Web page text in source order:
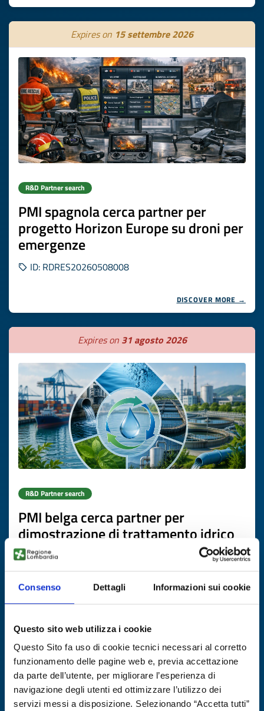
Consenso Dettagli Informazioni sui cookie
Questo sito web utilizza i cookie
Questo Sito fa uso di cookie tecnici necessari al corretto
funzionamento delle pagine web e, previa accettazione
da parte dell’utente, per migliorare l’esperienza di
navigazione degli utenti ed ottimizzare l’utilizzo dei
servizi messi a disposizione. Selezionando “Accetta tutti”
Expires on 15 settembre 2026
R&D Partner search
PMI spagnola cerca partner per
progetto Horizon Europe su droni per
emergenze
ID: RDRES20260508008
DISCOVER MORE →
Expires on 31 agosto 2026
R&D Partner search
PMI belga cerca partner per
dimostrazione di trattamento idrico
circolare e decentralizzato
ID: RDRBE20260703004
DISCOVER MORE →
Expires on20 agosto 2026